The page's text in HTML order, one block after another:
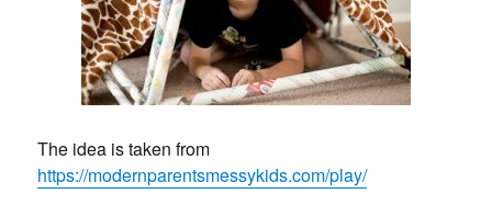
The idea is taken from
https://modernparentsmessykids.com/play/